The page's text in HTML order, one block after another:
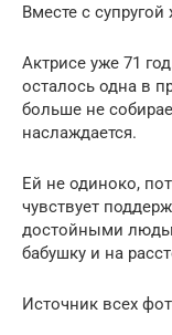
Вместе с
Актрисе уже 71
осталось одна в
больше не
наслаждается.
Ей не одиноко,
чувствует
достойными
бабушку и на
Источник всех